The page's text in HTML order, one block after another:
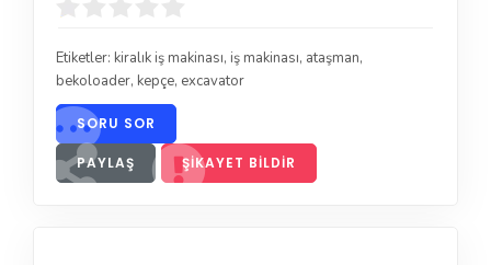
Etiketler: kiralık iş makinası, iş makinası, ataşman,
bekoloader, kepçe, excavator
SORU SOR
PAYLAŞ ŞIKAYET BILDIR